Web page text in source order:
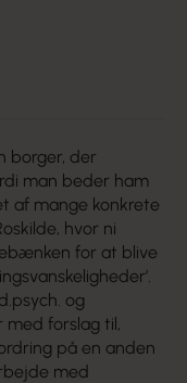
borger, der
man beder ham
af mange konkrete
hvor ni
for at blive
og
med forslag til,
på en anden
med